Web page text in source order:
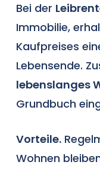
Bei der
Immobilie,
Kaufpreises
Lebensende.
lebenslanges
Grundbuch
Vorteile.
Wohnen